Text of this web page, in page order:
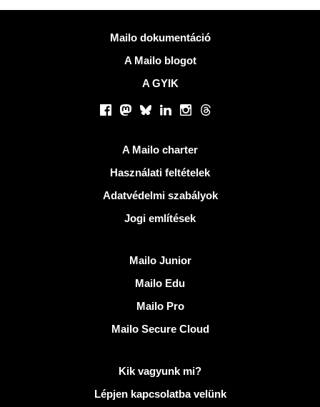
Mailo dokumentáció
A Mailo blogot
A GYIK
Közösségi hálózatok
Facebook
Mastodon
BlueskyLinkedInInstagram
Threads
A Mailo charter
Használati feltételek
Adatvédelmi szabályok
Jogi említések
Mailo Junior
Mailo Edu
Mailo Pro
Mailo Secure Cloud
További információ: MailoKik vagyunk mi?
Lépjen kapcsolatba velünk